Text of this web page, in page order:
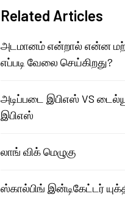
Related Articles
அடமானம் என்றால் என்ன
எப்படி வேலை செய்கிறது?
அடிப்படை இபிஎஸ் VS
இபிஎஸ்
லாங் விக் மெழுகு
ஸ்கால்பிங் இன்டிகேட்டர்